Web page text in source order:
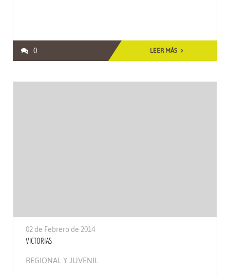
0 LEER MÁS
02 de Febrero de 2014
VICTORIAS
REGIONAL Y JUVENIL